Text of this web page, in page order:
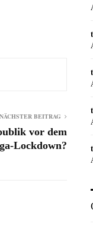
NÄCHSTER BEITRAG
vor dem
Lockdown?